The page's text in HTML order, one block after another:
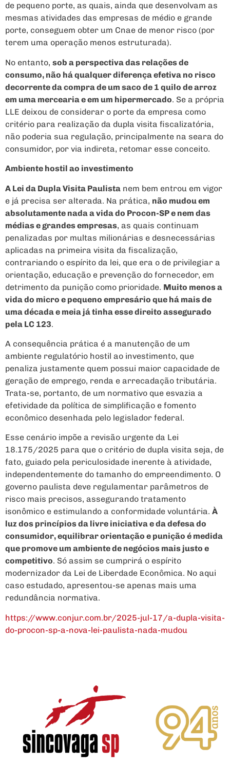
de pequeno porte, as quais, ainda que desenvolvam as
mesmas atividades das empresas de médio e grande
porte, conseguem obter um Cnae de menor risco (por
terem uma operação menos estruturada).
No entanto, sob a perspectiva das relações de
consumo, não há qualquer diferença efetiva no risco
decorrente da compra de um saco de 1 quilo de arroz
em uma mercearia e em um hipermercado. Se a própria
LLE deixou de considerar o porte da empresa como
critério para realização da dupla visita fiscalizatória,
não poderia sua regulação, principalmente na seara do
consumidor, por via indireta, retomar esse conceito.
Ambiente hostil ao investimento
A Lei da Dupla Visita Paulista nem bem entrou em vigor
e já precisa ser alterada. Na prática, não mudou em
absolutamente nada a vida do Procon-SP e nem das
médias e grandes empresas, as quais continuam
penalizadas por multas milionárias e desnecessárias
aplicadas na primeira visita da fiscalização,
contrariando o espírito da lei, que era o de privilegiar a
orientação, educação e prevenção do fornecedor, em
detrimento da punição como prioridade. Muito menos a
vida do micro e pequeno empresário que há mais de
uma década e meia já tinha esse direito assegurado
pela LC 123.
A consequência prática é a manutenção de um
ambiente regulatório hostil ao investimento, que
penaliza justamente quem possui maior capacidade de
geração de emprego, renda e arrecadação tributária.
Trata-se, portanto, de um normativo que esvazia a
efetividade da política de simplificação e fomento
econômico desenhada pelo legislador federal.
Esse cenário impõe a revisão urgente da Lei
18.175/2025 para que o critério de dupla visita seja, de
fato, guiado pela periculosidade inerente à atividade,
independentemente do tamanho do empreendimento. O
governo paulista deve regulamentar parâmetros de
risco mais precisos, assegurando tratamento
isonômico e estimulando a conformidade voluntária. À
luz dos princípios da livre iniciativa e da defesa do
consumidor, equilibrar orientação e punição é medida
que promove um ambiente de negócios mais justo e
competitivo. Só assim se cumprirá o espírito
modernizador da Lei de Liberdade Econômica. No aqui
caso estudado, apresentou-se apenas mais uma
redundância normativa.
https://www.conjur.com.br/2025-jul-17/a-dupla-visita-
do-procon-sp-a-nova-lei-paulista-nada-mudou